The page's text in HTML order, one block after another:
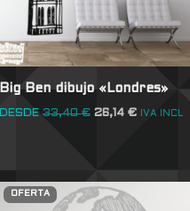
Big Ben dibujo «Londres»
DESDE 33,40€ 26,14 € IVA INCL
OFERTA